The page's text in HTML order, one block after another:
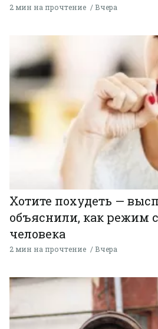
2 мин на прочтение Вчера
Хотите похудеть —
объяснили, как режим
человека
2 мин на прочтение Вчера